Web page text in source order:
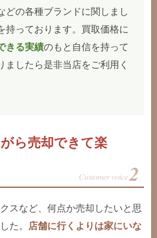
どの各種ブランドに関しまし
持っております。買取価格に
きる実績のもと自信を持って
ましたら是非当店をご利用く
ら売却できて楽
スなど、何点か売却したいと思
た。 店舗に行くよりは家にいな